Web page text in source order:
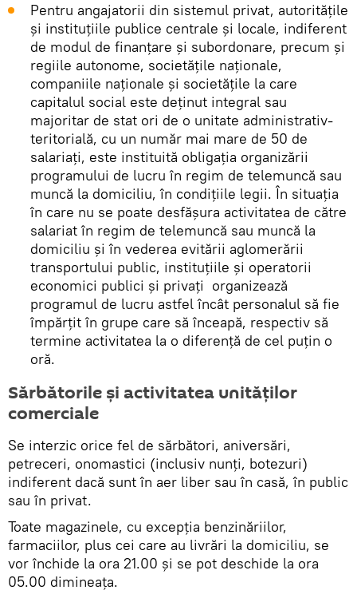
Pentru angajatorii din sistemul privat, autoritățile
și instituțiile publice centrale și locale, indiferent
de modul de finanțare și subordonare, precum și
regiile autonome, societățile naționale,
companiile naționale și societățile la care
capitalul social este deținut integral sau
majoritar de stat ori de o unitate administrativ-
teritorială, cu un număr mai mare de 50 de
salariați, este instituită obligația organizării
programului de lucru în regim de telemuncă sau
muncă la domiciliu, în condițiile legii. În situația
în care nu se poate desfășura activitatea de către
salariat în regim de telemuncă sau muncă la
domiciliu și în vederea evitării aglomerării
transportului public, instituțiile și operatorii
economici publici și privați organizează
programul de lucru astfel încât personalul să fie
împărțit în grupe care să înceapă, respectiv să
termine activitatea la o diferență de cel puțin o
oră.
Sărbătorile și activitatea unităților
comerciale
Se interzic orice fel de sărbători, aniversări,
petreceri, onomastici (inclusiv nunți, botezuri)
indiferent dacă sunt în aer liber sau în casă, în public
sau în privat.
Toate magazinele, cu excepția benzinăriilor,
farmaciilor, plus cei care au livrări la domiciliu, se
vor închide la ora 21.00 și se pot deschide la ora
05.00 dimineața.